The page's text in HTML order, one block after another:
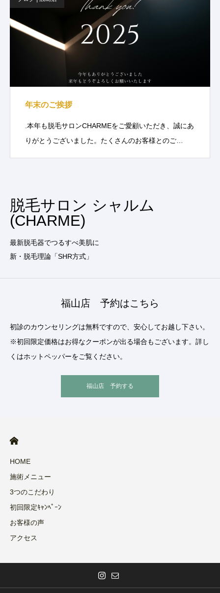
年末のご挨拶
.本年も脱毛サロンCHARMEをご愛顧いただき、誠にあ
りがとうございました。たくさんのお客様とのご…
脱毛サロン シャルム
(CHARME)
最新脱毛器でつるすべ美肌に
新・脱毛理論「SHR方式」
福山店 予約はこちら
初診のカウンセリングは無料ですので、安心してお越し下さい。
※初回限定価格はお得なクーポンが出る場合もございます。詳し
くはホットペッパーをご覧ください。
福山店 予約する
HOME
施術メニュー
3つのこだわり
初回限定ｷｬﾝﾍﾟｰﾝ
お客様の声
アクセス